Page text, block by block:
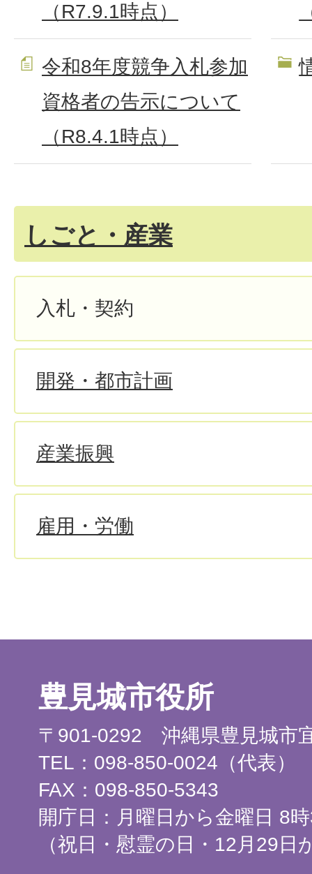
（R7.9.1時点）
令和8年度競争入札参加
資格者の告示について
（R8.4.1時点）
しごと・産業
入札・契約
開発・都市計画
産業振興
雇用・労働
豊見城市役所
〒901-0292 沖縄県豊見城市
TEL：098-850-0024（代表）
FAX：098-850-5343
開庁日：月曜日から金曜日 8
（祝日・慰霊の日・12月29日